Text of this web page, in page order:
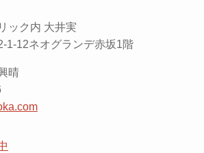
ック内 大井実
1-12ネオグランデ赤坂1階
晴